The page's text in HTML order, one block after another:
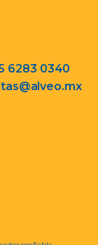
6283 0340